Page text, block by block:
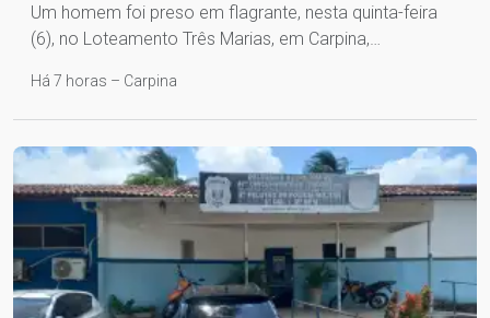
Um homem foi preso em flagrante, nesta quinta-feira
(6), no Loteamento Três Marias, em Carpina,…
Há 7 horas – Carpina